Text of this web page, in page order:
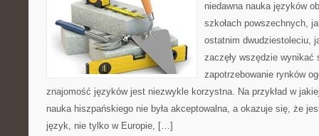
niedawna nauka języków
szkołach powszechnych,
ostatnim dwudziestoleciu,
zaczęły wszędzie wynikać
zapotrzebowanie rynków
znajomość języków jest niezwykle korzystna. Na przykład w
nauka hiszpańskiego nie była akceptowalna, a okazuje się, że
język, nie tylko w Europie, […]